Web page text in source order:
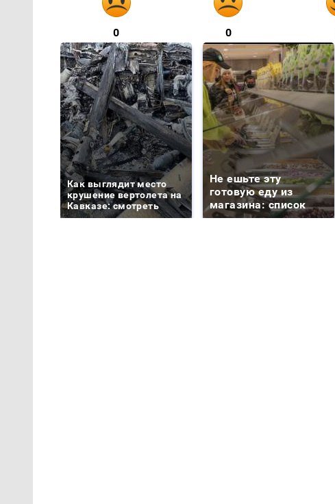
0 0
Как выглядит место
крушение вертолета на
Кавказе: смотреть
Не ешьте эту
готовую еду из
магазина: список